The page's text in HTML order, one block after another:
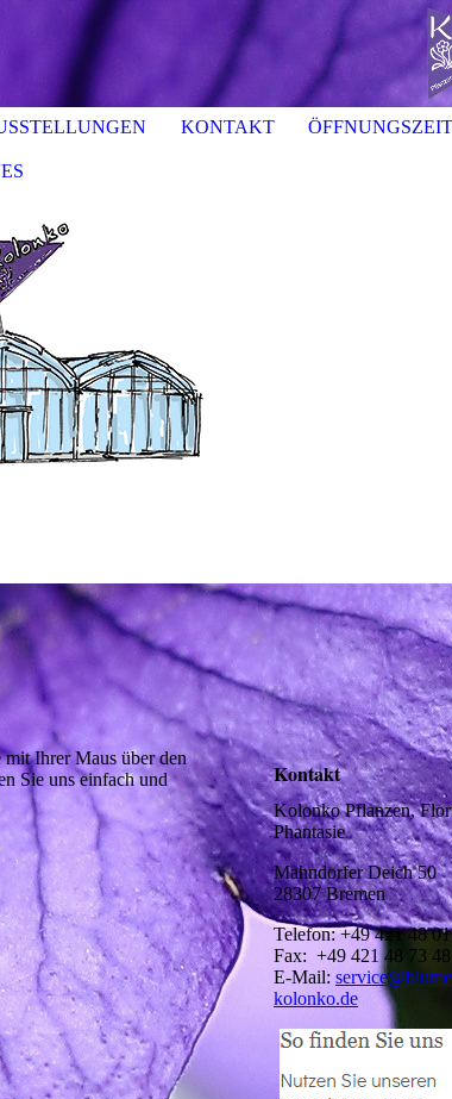
KONTAKT
mit Ihrer Maus über den
Sie uns einfach und
Kontakt
Kolonko Pflanzen,
Phantasie
Mahndorfer Deich 50
28307 Bremen
Telefon: +49 421 48
Fax: +49 421 48 73 48
E-Mail:
kolonko.de